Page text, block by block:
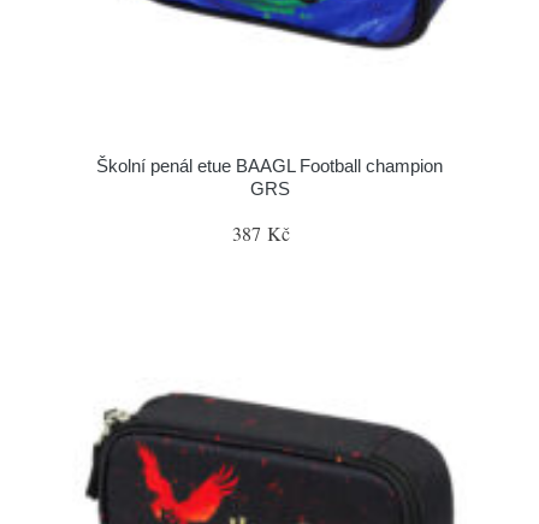
Školní penál etue BAAGL Football champion
GRS
387 Kč